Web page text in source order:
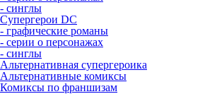
- синглы
Супергерои DC
- графические романы
- серии о персонажах
- синглы
Альтернативная супергероика
Альтернативные комиксы
Комиксы по франшизам